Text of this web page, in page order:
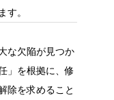
す。
な欠陥が見つか
」を根拠に、修
除を求めること